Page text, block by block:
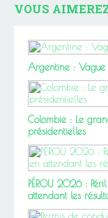
VOUS
Argentine :
Colombie : Le
présidentielles
PÉROU 2026 :
attendant les